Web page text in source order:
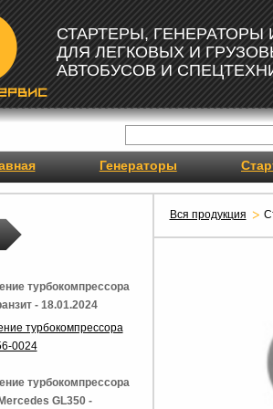
СТАРТЕРЫ,
ДЛЯ ЛЕГКОВЫХ И
АВТОБУСОВ И
Генераторы
Вся продукция
турбокомпрессора
- 18.01.2024
турбокомпрессора
0024
турбокомпрессора
GL350 -